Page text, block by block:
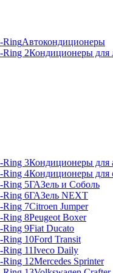
Автокондиционеры
Кондиционеры для
Кондиционеры для
Кондиционеры для
ГАЗель и Соболь
ГАЗель NEXT
Citroen Jumper
Peugeot Boxer
Fiat Ducato
Ford Transit
Iveco Daily
Mercedes Sprinter